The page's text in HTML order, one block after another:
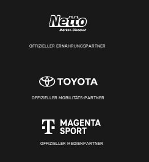
OFFIZIELLER ERNÄHRUNGSPARTNER
OFFIZIELLER MOBILITÄTS-PARTNER
OFFIZIELLER MEDIENPARTNER